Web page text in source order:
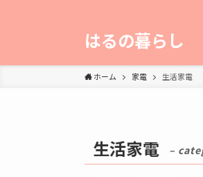
はるの暮らし
ホーム 家電 生活家電
生活家電 –